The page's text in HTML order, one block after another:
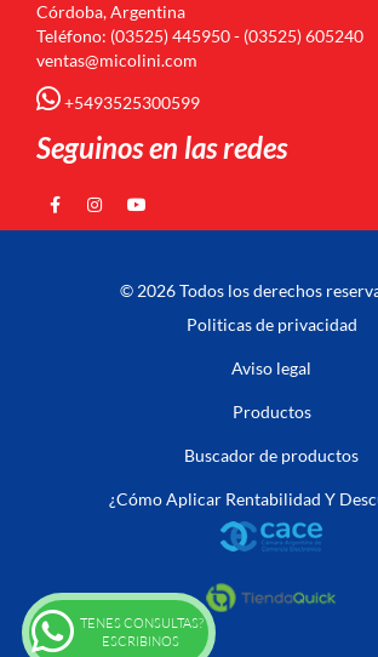
Córdoba, Argentina
Teléfono: (03525) 445950 - (03525) 605240
ventas@micolini.com
+5493525300599
Seguinos en las redes
© 2026 Todos los derechos
Politicas de privacidad
Aviso legal
Productos
Buscador de productos
¿Cómo Aplicar Rentabilidad Y
TENES CONSULTAS?
ESCRIBINOS